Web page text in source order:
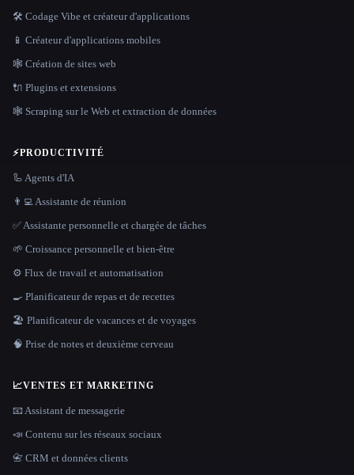
🛠️ Codage Vibe et créateur d'applications
📱 Créateur d'applications mobiles
🕸 Création de sites web
🔌 Plugins et extensions
🕸️ Scraping sur le Web et extraction de données
⚡PRODUCTIVITÉ
🦾 Agents d'IA
👨‍💻 Assistante de réunion
✅ Assistante personnelle et chargée de tâches
🌱 Croissance personnelle et bien-être
⚙️ Flux de travail et automatisation
🍳 Planificateur de repas et de recettes
🏖 Planificateur de vacances et de voyages
🧠 Prise de notes et deuxième cerveau
📈VENTES ET MARKETING
📧 Assistant de messagerie
📣 Contenu sur les réseaux sociaux
📇 CRM et données clients